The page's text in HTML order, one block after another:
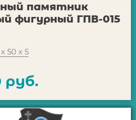
памятник
фигурный ГПВ-015
50 х 5
руб.